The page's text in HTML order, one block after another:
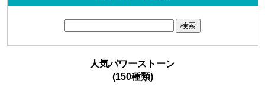
人気パワーストーン
(150種類)